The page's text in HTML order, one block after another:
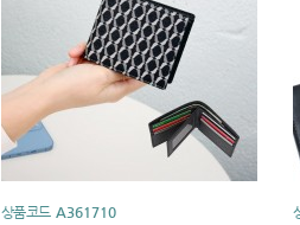
상품코드 A361710